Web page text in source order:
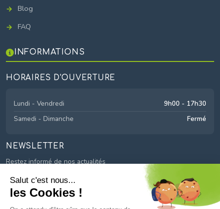
Blog
FAQ
INFORMATIONS
HORAIRES D'OUVERTURE
Lundi - Vendredi
9h00 - 17h30
Samedi - Dimanche
Fermé
NEWSLETTER
Restez informé de nos actualités